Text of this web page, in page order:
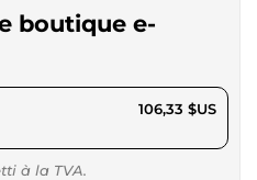
boutique e-
$US 106,33 $US
à la TVA.